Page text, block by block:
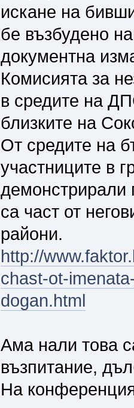
искане на
бе възбудено
документна
Комисията за
в средите на
близките на
От средите на
участниците в
демонстрирали
са част от
райони.
http://
chast-ot-
dogan.html
Ама нали това
възпитание,
На